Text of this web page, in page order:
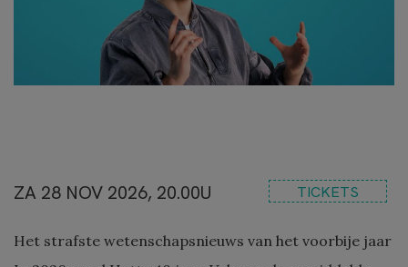
ZA 28 NOV 2026, 20.00U TICKETS
Het strafste wetenschapsnieuws van het voorbije jaar